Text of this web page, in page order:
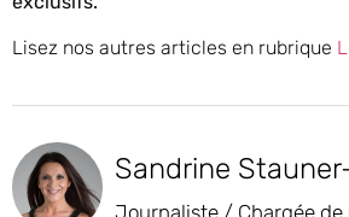
Lisez nos autres articles en rubrique
Sandrine
Journaliste / Chargée